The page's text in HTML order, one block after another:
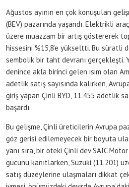
Ağustos ayının en çok konuşulan
(BEV) pazarında yaşandı. Elektrikli
üzere muazzam bir artış göstererek
hissesini %15,8’e yükseltti. Bu süratli
sembolik bir taht devranı gerçekleşti.
denince akla birinci gelen isim olan
adetlik satış sayısında kalırken,
giriş yapan Çinli BYD, 11.455 adetlik
başardı.
Bu gelişme, Çinli üreticilerin Avrupa
göz gerisi edilemeyecek bir boyuta
yanı sıra, bir öteki Çinli dev SAIC
gücünü kanıtlarken, Suzuki (11.201)
satış düzeylerine ulaşmaları dikkat